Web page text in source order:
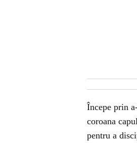
Începe prin
coroana
pentru a